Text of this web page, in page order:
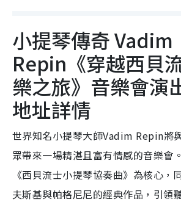
小提琴傳奇 Vadim
Repin《穿越西貝
樂之旅》音樂會演
地址詳情
世界知名小提琴大師Vadim Repin將
眾帶來一場精湛且富有情感的音樂會
《西貝流士小提琴協奏曲》為核心，
夫斯基與帕格尼尼的經典作品，引領